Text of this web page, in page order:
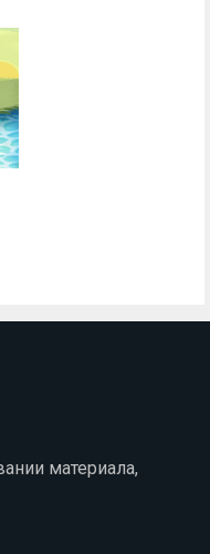
материала,